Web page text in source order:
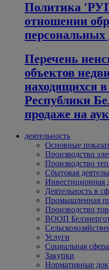
Политика
отношении
Перечень
объектов
находящихся в
Республики
продаже на
деятельность
Основные
Производство
Производство
Сбытовая
Инвестиционная
Деятельность в
Промышленная
Производство
ВООП
Услуги
Социальная сфера
Закупки
Нормативные